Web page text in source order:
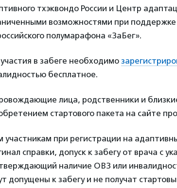
тхэквондо России и Центр
возможностями при поддержке
полумарафона «ЗаБег».
в забеге необходимо
бесплатное.
лица, родственники и
стартового пакета на сайте
участникам при регистрации на
справки, допуск к забегу от врача с
наличие ОВЗ или
допущены к забегу и не получат